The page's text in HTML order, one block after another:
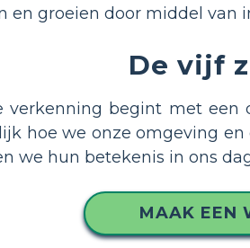
en groeien door middel van
De vijf
verkenning begint met
hoe we onze omgeving
we hun betekenis in ons
MAAK EEN